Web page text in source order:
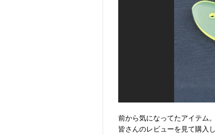
前から気になってたアイテム。
皆さんのレビューを見て購入し